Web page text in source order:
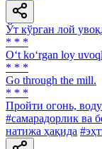
Ўт кўрган лой
* * *
O‘t ko‘rgan loy
* * *
Go through the mill.
* * *
Пройти огонь,
#самарадорлик ва
натижа ҳақида